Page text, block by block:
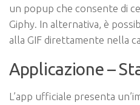
un popup che consente di
Giphy. In alternativa, è
alla GIF direttamente nella
Applicazione –
L’app ufficiale presenta